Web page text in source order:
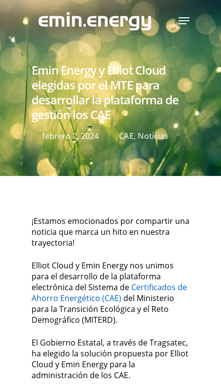
Skip
to
content
Menu
Emin Energy y Elliot Cloud
elegidas por el MTE para
desarrollar la plataforma de
gestión los CAE
febrero 2, 2024 CAE, Noticias
¡Estamos emocionados por compartir una
noticia que marca un hito en nuestra
trayectoria!
Elliot Cloud y Emin Energy nos unimos
para el desarrollo de la plataforma
electrónica del Sistema de Certificados de
Ahorro Energético (CAE) del Ministerio
para la Transición Ecológica y el Reto
Demográfico (MITERD).
El Gobierno Estatal, a través de Tragsatec,
ha elegido la solución propuesta por Elliot
Cloud y Emin Energy para la
administración de los CAE.